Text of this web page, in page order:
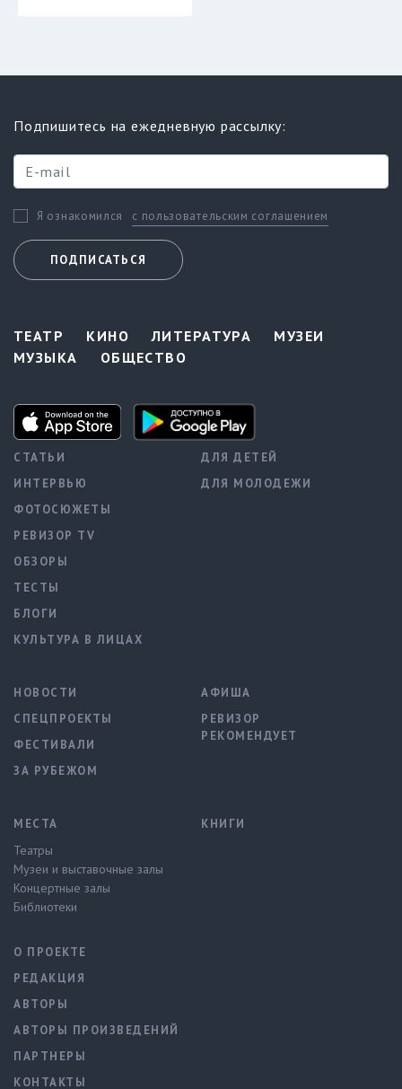
Подпишитесь на ежедневную рассылку:
Я ознакомился с пользовательским соглашением
ПОДПИСАТЬСЯ
ТЕАТР КИНО ЛИТЕРАТУРА
МУЗЕИ
МУЗЫКА
ОБЩЕСТВО
СТАТЬИ
ИНТЕРВЬЮ
ФОТОСЮЖЕТЫ
РЕВИЗОР TV
ОБЗОРЫ
ТЕСТЫ
БЛОГИ
КУЛЬТУРА В ЛИЦАХ
ДЛЯ ДЕТЕЙ
ДЛЯ МОЛОДЕЖИ
НОВОСТИ
СПЕЦПРОЕКТЫ
ФЕСТИВАЛИ
ЗА РУБЕЖОМ
АФИША
РЕВИЗОР
РЕКОМЕНДУЕТ
МЕСТА
Театры
Музеи и выставочные залы
Концертные залы
Библиотеки
КНИГИ
О ПРОЕКТЕ
РЕДАКЦИЯ
АВТОРЫ
АВТОРЫ ПРОИЗВЕДЕНИЙ
ПАРТНЕРЫ
КОНТАКТЫ